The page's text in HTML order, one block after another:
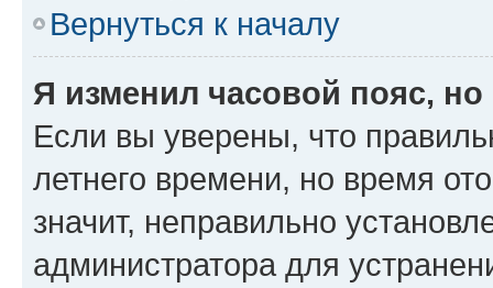
Вернуться к началу
Я изменил часовой пояс,
Если вы уверены, что
летнего времени, но время
значит, неправильно
администратора для